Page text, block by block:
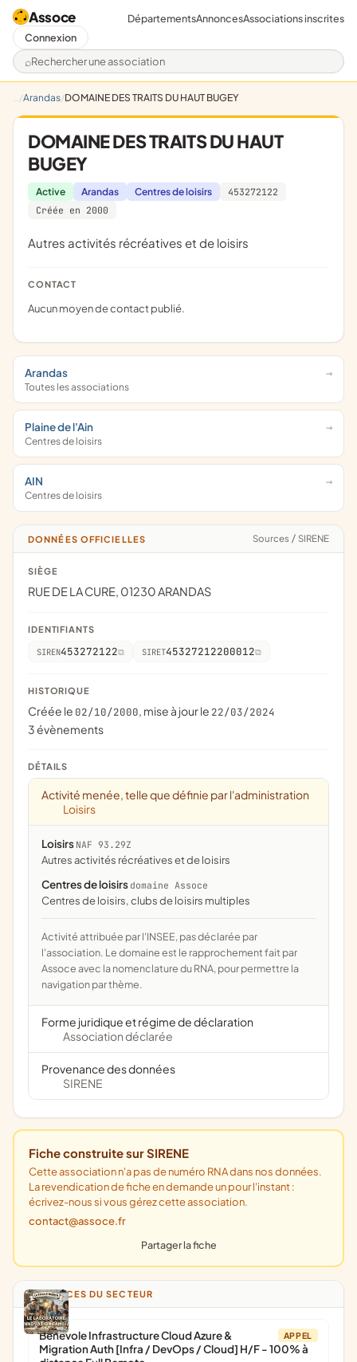
Assoce
Rechercher une association
DépartementsAnnoncesAssociations inscrites
Connexion
Arandas DOMAINE DES TRAITS DU HAUT BUGEY
DOMAINE DES TRAITS DU HAUT
BUGEY
Active Arandas Centres de loisirs
453272122
Créée en 2000
Autres activités récréatives et de loisirs
CONTACT
Aucun moyen de contact publié.
Arandas
Toutes les associations
Plaine de l'Ain
Centres de loisirs
AIN
Centres de loisirs
DONNÉES OFFICIELLES Sources / SIRENE
SIÈGE
RUE DE LA CURE, 01230 ARANDAS
IDENTIFIANTS
SIREN453272122 SIRET45327212200012
HISTORIQUE
Créée le 02/10/2000, mise à jour le 22/03/2024
3 évènements
DÉTAILS
Activité menée, telle que définie par l'administration
Loisirs
Loisirs NAF 93.29Z
Autres activités récréatives et de loisirs
Centres de loisirs domaine Assoce
centres de loisirs, clubs de loisirs multiples
Activité attribuée par l'INSEE, pas déclarée par
l'association. Le domaine est le rapprochement fait par
Assoce avec la nomenclature du RNA, pour permettre la
navigation par thème.
Forme juridique et régime de déclaration
Association déclarée
Provenance des données
SIRENE
Fiche construite sur SIRENE
Cette association n'a pas de numéro RNA dans nos données.
La revendication de fiche en demande un pour l'instant :
écrivez-nous si vous gérez cette association.
contact@assoce.fr
Partager la fiche
ANNONCES DU SECTEUR
APPEL
Bénévole Infrastructure Cloud Azure &
Migration Auth [Infra / DevOps / Cloud] H/F - 100% à